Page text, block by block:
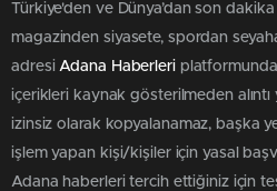
Türkiye'den ve Dünya’dan son dakika
magazinden siyasete, spordan
adresiAdana Haberleri
içerikleri kaynak gösterilmeden alıntı
izinsiz olarak kopyalanamaz, başka
işlem yapan kişi/kişiler için yasal
Adana haberleri tercih ettiğiniz için